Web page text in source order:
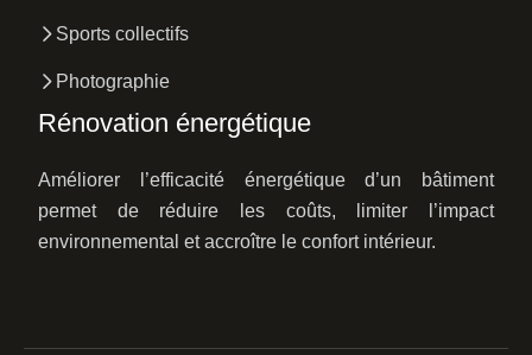
Sports collectifs
Photographie
Rénovation énergétique
Améliorer l’efficacité énergétique d’un bâtiment
permet de réduire les coûts, limiter l’impact
environnemental et accroître le confort intérieur.